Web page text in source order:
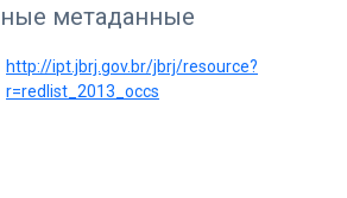
метаданные
http://ipt.jbrj.gov.br/jbrj/resource?
r=redlist_2013_occs